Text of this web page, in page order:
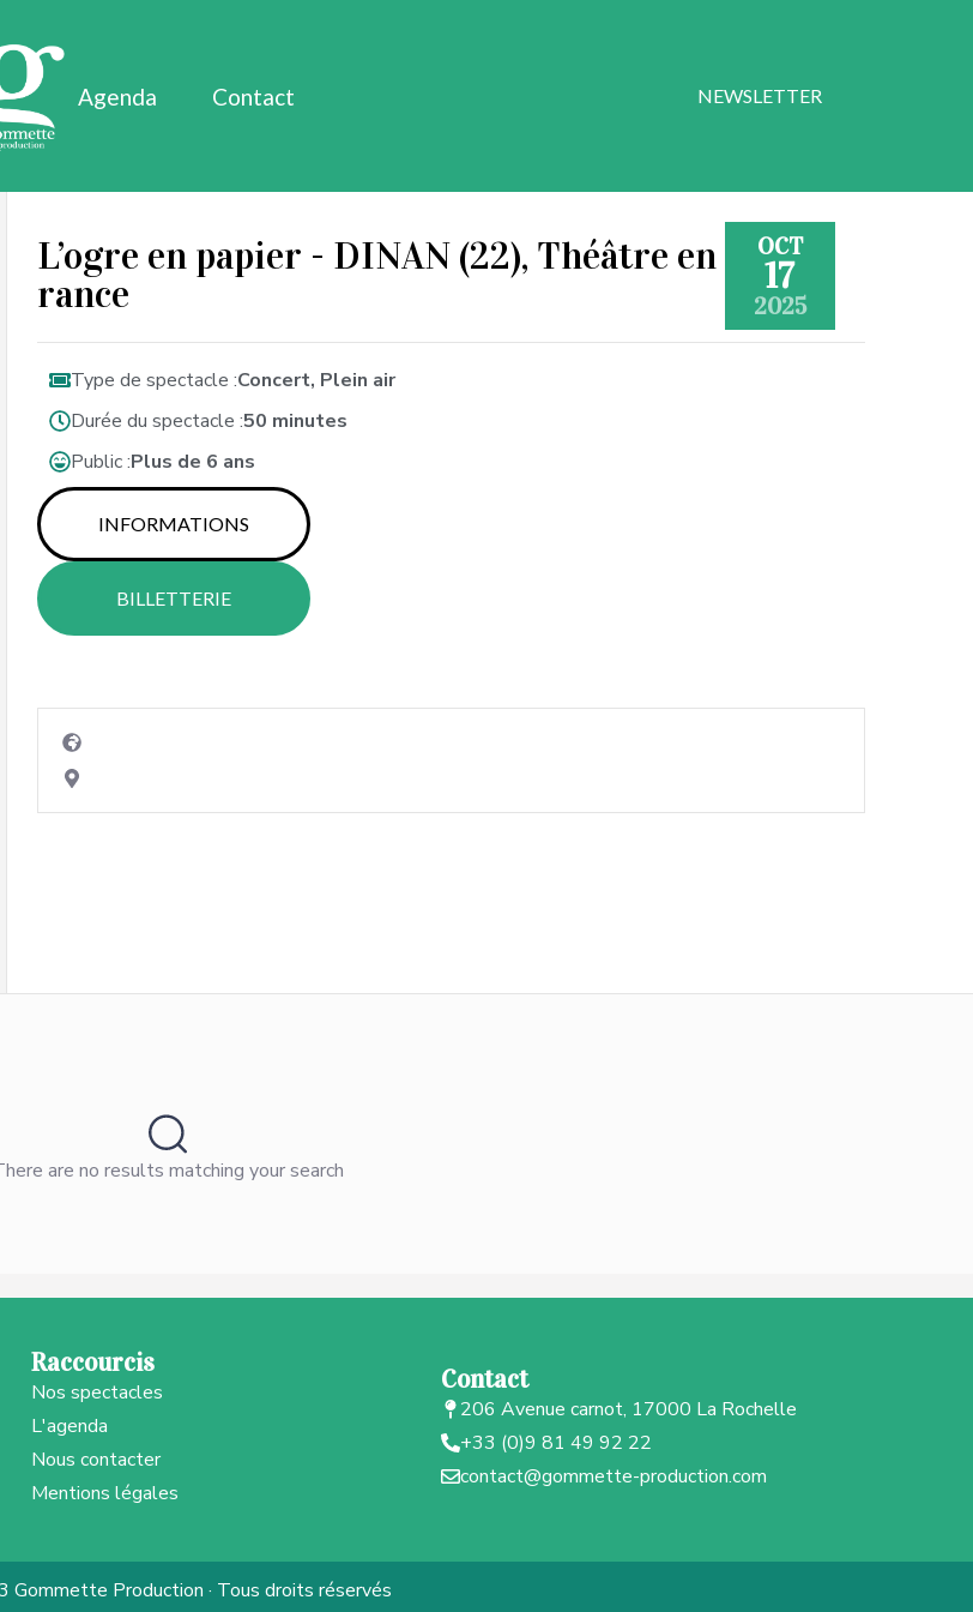
Agenda Contact NEWSLETTER
L’ogre en papier - DINAN (22), Théâtre en
rance
OCT
17
2025
Type de spectacle :Concert, Plein air
Durée du spectacle :50 minutes
Public :Plus de 6 ans
INFORMATIONS
BILLETTERIE
are no results matching your search
Raccourcis
Nos spectacles
L'agenda
Nous contacter
Mentions légales
Contact
206 Avenue carnot, 17000 La Rochelle
+33 (0)9 81 49 92 22
contact@gommette-production.com
Production · Tous droits réservés